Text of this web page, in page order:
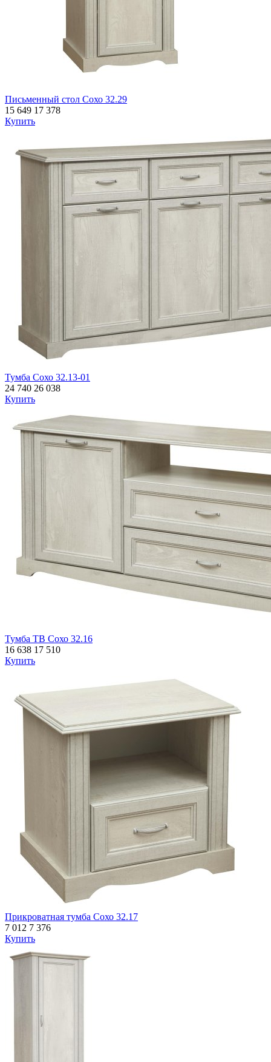
Письменный стол Сохо 32.29
15 649 17 378
Купить
Тумба Сохо 32.13-01
24 740 26 038
Купить
Тумба ТВ Сохо 32.16
16 638 17 510
Купить
Прикроватная тумба Сохо 32.17
7 012 7 376
Купить